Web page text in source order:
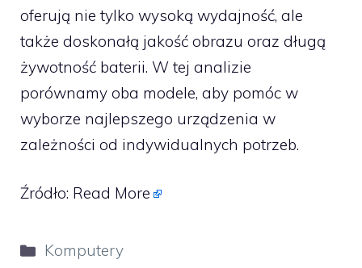
oferują nie tylko wysoką wydajność, ale
także doskonałą jakość obrazu oraz długą
żywotność baterii. W tej analizie
porównamy oba modele, aby pomóc w
wyborze najlepszego urządzenia w
zależności od indywidualnych potrzeb.
Źródło: Read More
Kategorie
Komputery